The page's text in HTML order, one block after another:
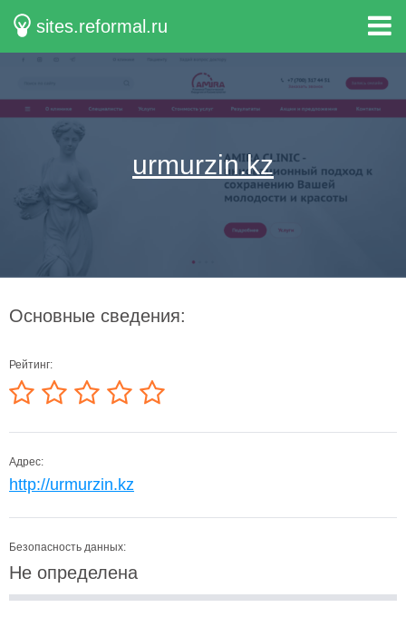
sites.reformal.ru
urmurzin.kz
Основные сведения:
Рейтинг:
Адрес:
http://urmurzin.kz
Безопасность данных:
Не определена